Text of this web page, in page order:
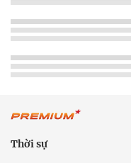
Thời sự